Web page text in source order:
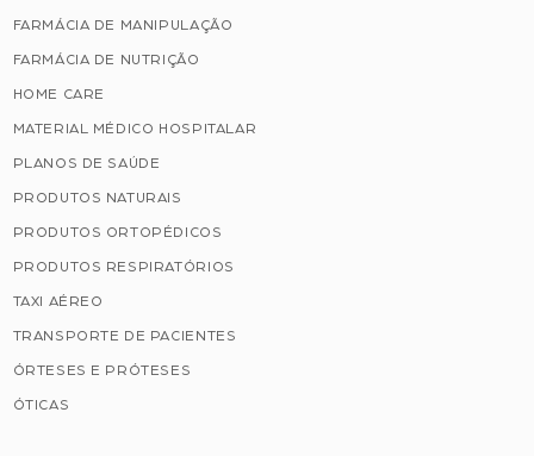
FARMÁCIA DE MANIPULAÇÃO
FARMÁCIA DE NUTRIÇÃO
HOME CARE
MATERIAL MÉDICO HOSPITALAR
PLANOS DE SAÚDE
PRODUTOS NATURAIS
PRODUTOS ORTOPÉDICOS
PRODUTOS RESPIRATÓRIOS
TAXI AÉREO
TRANSPORTE DE PACIENTES
ÓRTESES E PRÓTESES
ÓTICAS